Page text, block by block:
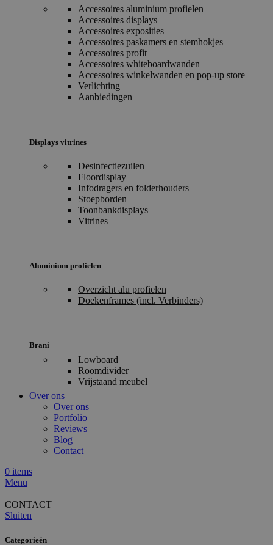
Accessoires aluminium profielen
Accessoires displays
Accessoires exposities
Accessoires paskamers en stemhokjes
Accessoires profit
Accessoires whiteboardwanden
Accessoires winkelwanden en pop-up store
Verlichting
Aanbiedingen
Displays vitrines
Desinfectiezuilen
Floordisplay
Infodragers en folderhouders
Stoepborden
Toonbankdisplays
Vitrines
Aluminium profielen
Overzicht alu profielen
Doekenframes (incl. Verbinders)
Brani
Lowboard
Roomdivider
Vrijstaand meubel
Over ons
Over ons
Portfolio
Reviews
Blog
Contact
0 items
Menu
CONTACT
Sluiten
Categorieën